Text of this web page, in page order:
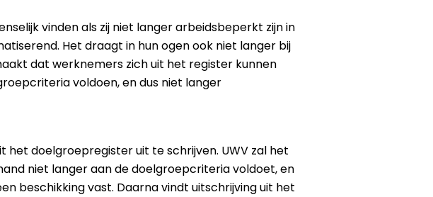
vinden als zij niet langer arbeidsbeperkt zijn in
Het draagt in hun ogen ook niet langer bij
dat werknemers zich uit het register kunnen
voldoen, en dus niet langer
het doelgroepregister uit te schrijven. UWV zal het
niet langer aan de doelgroepcriteria voldoet, en
beschikking vast. Daarna vindt uitschrijving uit het